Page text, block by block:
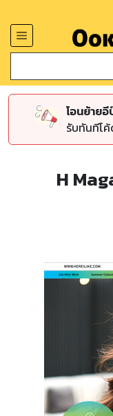
โอนย้าย
รับทันทีโ
H